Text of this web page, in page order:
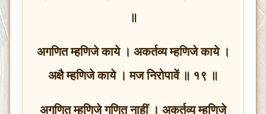
॥
अगणित म्हणिजे काये । अकर्तव्य म्हणिजे काये ।
अक्षै म्हणिजे काये । मज निरोपावें ॥ १९ ॥
अगणित म्हणिजे गणित नाहीं । अकर्तव्य म्हणिजे